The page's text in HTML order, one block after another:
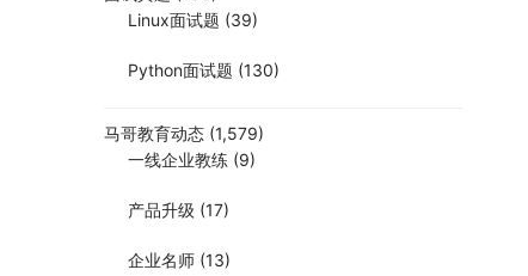
Linux面试题 (39)
Python面试题 (130)
马哥教育动态 (1,579)
一线企业教练 (9)
产品升级 (17)
企业名师 (13)